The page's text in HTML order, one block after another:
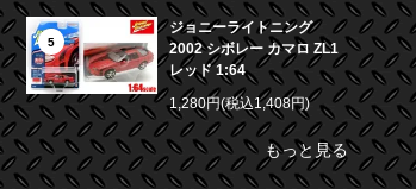
5
ジョニーライトニング
2002 シボレー カマロ ZL1
レッド 1:64
1,280円(税込1,408円)
もっと見る